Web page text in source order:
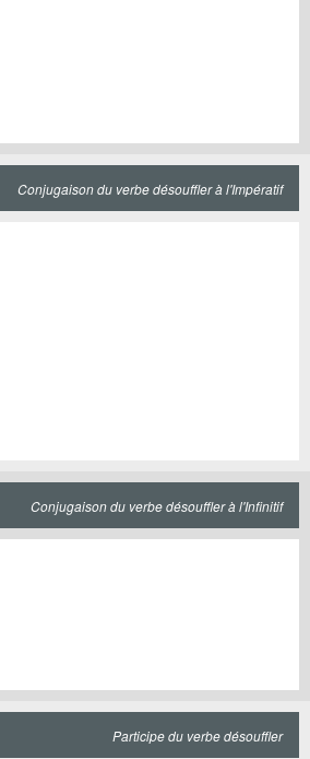
Conjugaison du verbe désouffler à l'Impératif
Conjugaison du verbe désouffler à l'Infinitif
Participe du verbe désouffler